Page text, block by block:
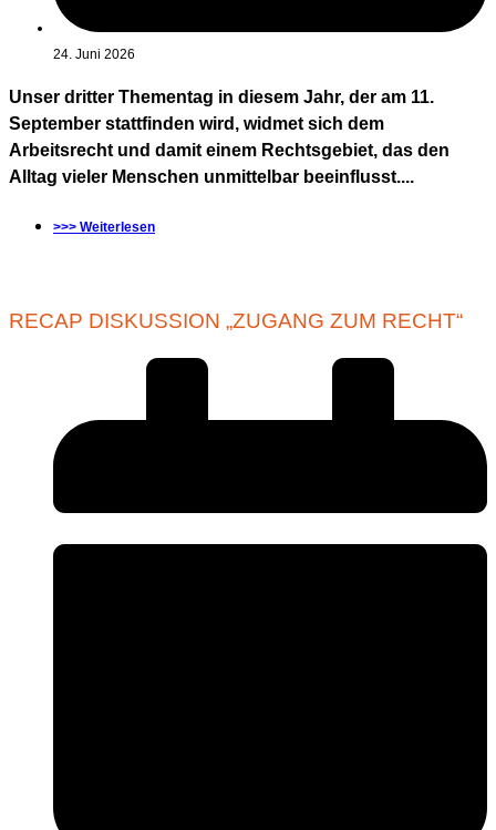
24. Juni 2026
Unser dritter Thementag in diesem Jahr, der am 11.
September stattfinden wird, widmet sich dem
Arbeitsrecht und damit einem Rechtsgebiet, das den
Alltag vieler Menschen unmittelbar beeinflusst....
>>> Weiterlesen
RECAP DISKUSSION „ZUGANG ZUM RECHT“